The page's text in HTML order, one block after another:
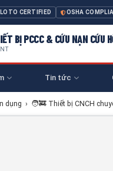
LOTO CERTIFIED OSHA
BỊ PCCC & CỨU NẠN CỨU
Tin tức
dụng › 🧑‍🚒 Thiết bị CNCH